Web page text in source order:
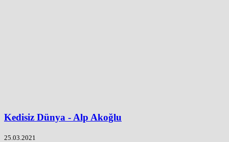
Kedisiz Dünya - Alp Akoğlu
25.03.2021